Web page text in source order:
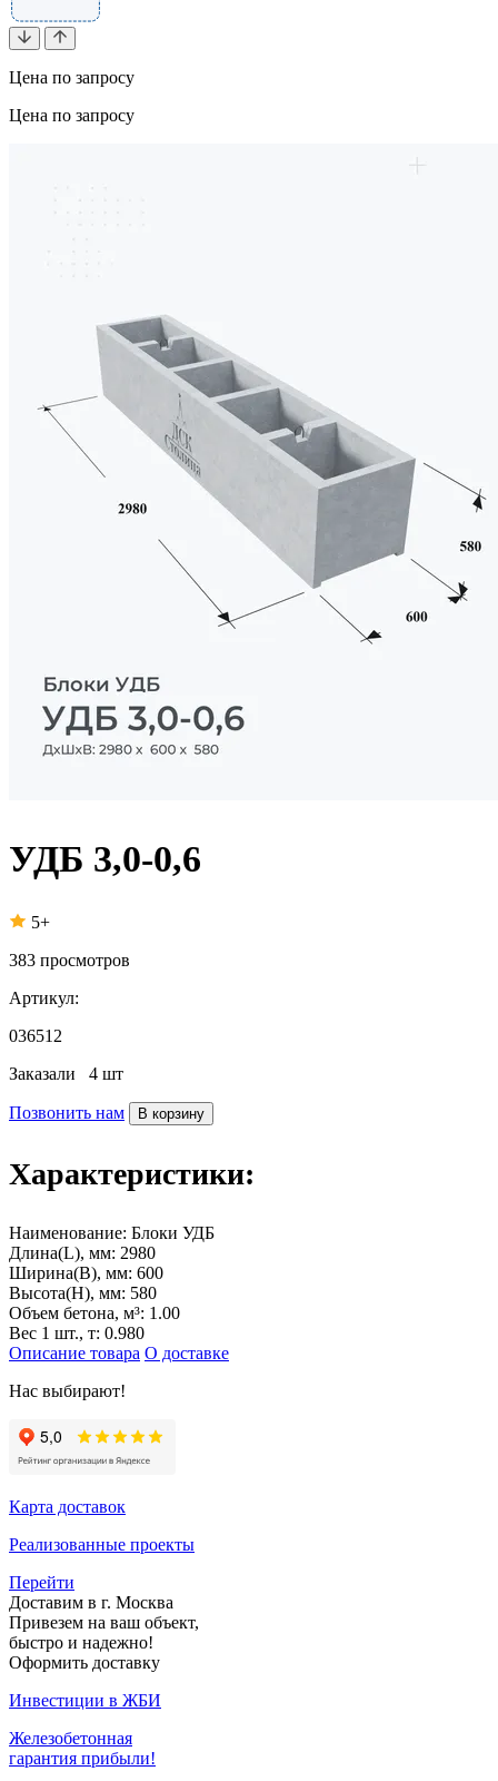
Цена по запросу
Цена по запросу
УДБ 3,0-0,6
5+
383 просмотров
Артикул:
036512
Заказали 4 шт
Позвонить нам В корзину
Характеристики:
Наименование: Блоки УДБ
Длина(L), мм: 2980
Ширина(B), мм: 600
Высота(H), мм: 580
Объем бетона, м³: 1.00
Вес 1 шт., т: 0.980
Описание товара О доставке
Нас выбирают!
Карта доставок
Реализованные проекты
Перейти
Доставим в г. Москва
Привезем на ваш объект,
быстро и надежно!
Оформить доставку
Инвестиции в ЖБИ
Железобетонная
гарантия прибыли!